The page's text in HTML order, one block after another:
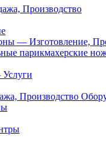
Производство
— Изготовление,
парикмахерские
Производство